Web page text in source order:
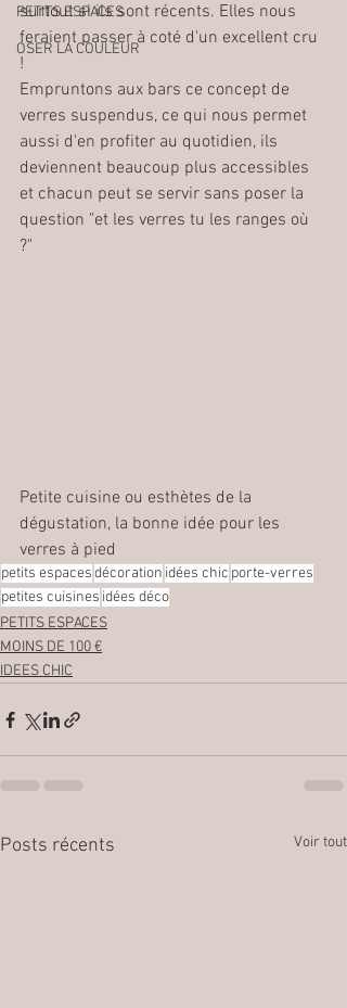
PETITS ESPACES
OSER LA COULEUR
surtout si ils sont récents. Elles nous
feraient passer à coté d'un excellent cru
!
Empruntons aux bars ce concept de
verres suspendus, ce qui nous permet
aussi d'en profiter au quotidien, ils
deviennent beaucoup plus accessibles
et chacun peut se servir sans poser la
question "et les verres tu les ranges où
?"
Petite cuisine ou esthètes de la
dégustation, la bonne idée pour les
verres à pied
petits espacesdécoration idées chic porte-verres
petites cuisines idées déco
PETITS ESPACES
MOINS DE 100 €
IDEES CHIC
Posts récents Voir tout